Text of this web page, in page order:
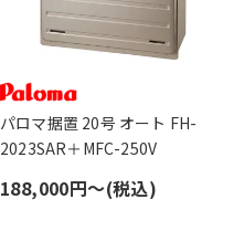
パロマ据置 20号 オート FH-
2023SAR＋MFC-250V
188,000円〜(税込)